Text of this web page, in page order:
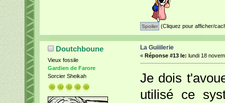
(Cliquez pour afficher/
Doutchboune
Vieux fossile
Gardien de Farore
Sorcier Sheikah
La Guiiilerie
« Réponse #13 le: lundi 18
Je dois
utilisé ce